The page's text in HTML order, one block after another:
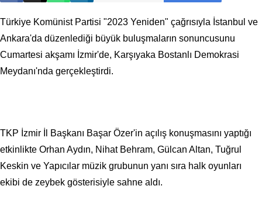
Türkiye Komünist Partisi "2023 Yeniden" çağrısıyla İstanbul ve
Ankara'da düzenlediği büyük buluşmaların sonuncusunu
Cumartesi akşamı İzmir'de, Karşıyaka Bostanlı Demokrasi
Meydanı'nda gerçekleştirdi.
TKP İzmir İl Başkanı Başar Özer'in açılış konuşmasını yaptığı
etkinlikte Orhan Aydın, Nihat Behram, Gülcan Altan, Tuğrul
Keskin ve Yapıcılar müzik grubunun yanı sıra halk oyunları
ekibi de zeybek gösterisiyle sahne aldı.